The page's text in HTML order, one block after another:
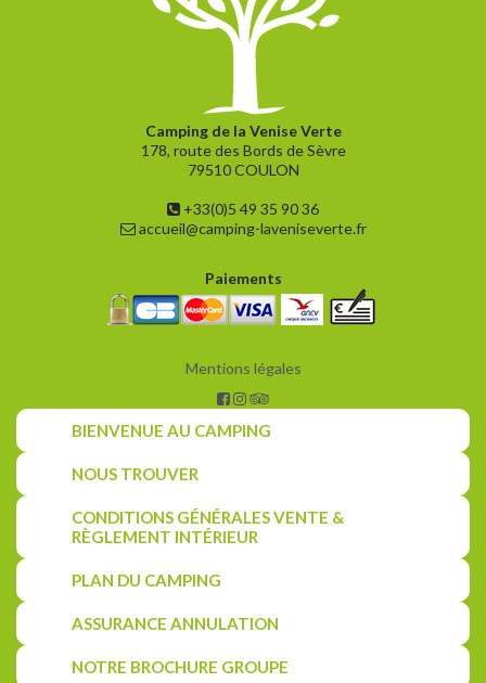
Camping de la Venise Verte
178, route des Bords de Sèvre
79510 COULON
+33(0)5 49 35 90 36
accueil@camping-laveniseverte.fr
Paiements
Mentions légales
BIENVENUE AU CAMPING
NOUS TROUVER
CONDITIONS GÉNÉRALES VENTE &
RÈGLEMENT INTÉRIEUR
PLAN DU CAMPING
ASSURANCE ANNULATION
NOTRE BROCHURE GROUPE